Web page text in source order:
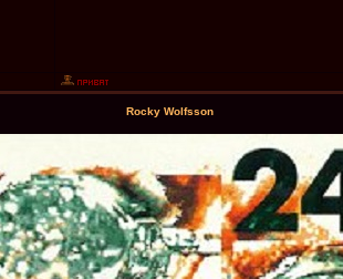
Rocky Wolfsson